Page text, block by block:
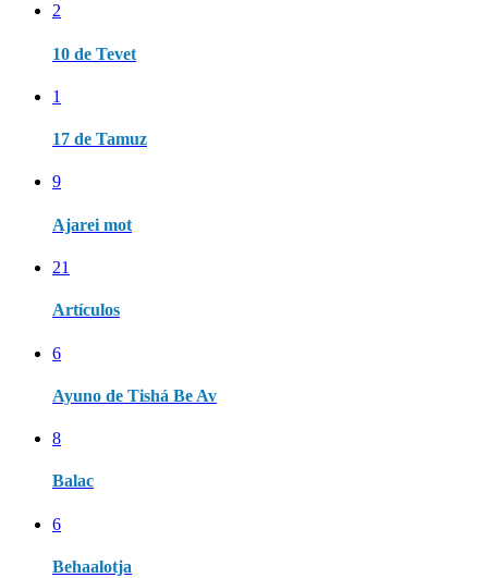
2
10 de Tevet
1
17 de Tamuz
9
Ajarei mot
21
Artículos
6
Ayuno de Tishá Be Av
8
Balac
6
Behaalotja